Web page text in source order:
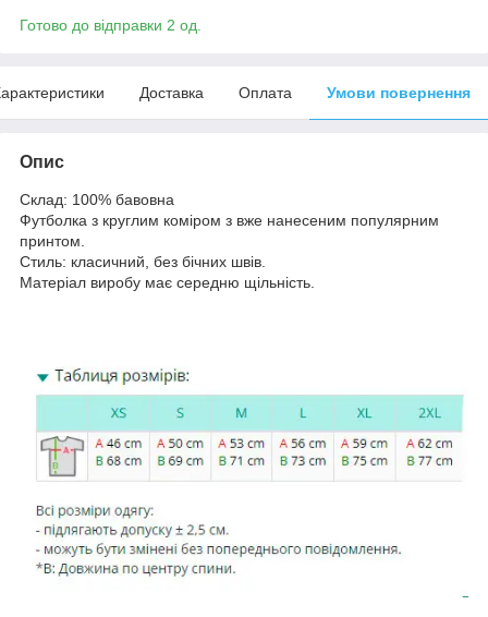
Готово до відправки 2 од.
Доставка Оплата Умови повернення
Опис
Склад: 100% бавовна
Футболка з круглим коміром з вже нанесеним популярним
принтом.
Стиль: класичний, без бічних швів.
Матеріал виробу має середню щільність.